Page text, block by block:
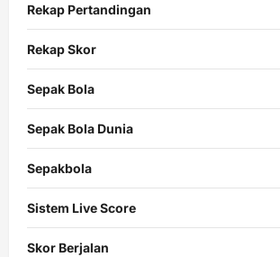
Rekap Pertandingan
Rekap Skor
Sepak Bola
Sepak Bola Dunia
Sepakbola
Sistem Live Score
Skor Berjalan